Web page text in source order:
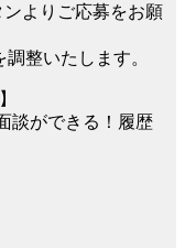
ンよりご応募をお願
整いたします。
談ができる！履歴